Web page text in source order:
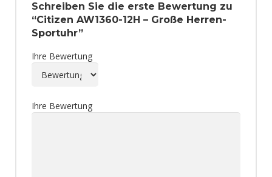
Schreiben Sie die erste Bewertung zu
“Citizen AW1360-12H – Große Herren-
Sportuhr”
Ihre Bewertung
Ihre Bewertung